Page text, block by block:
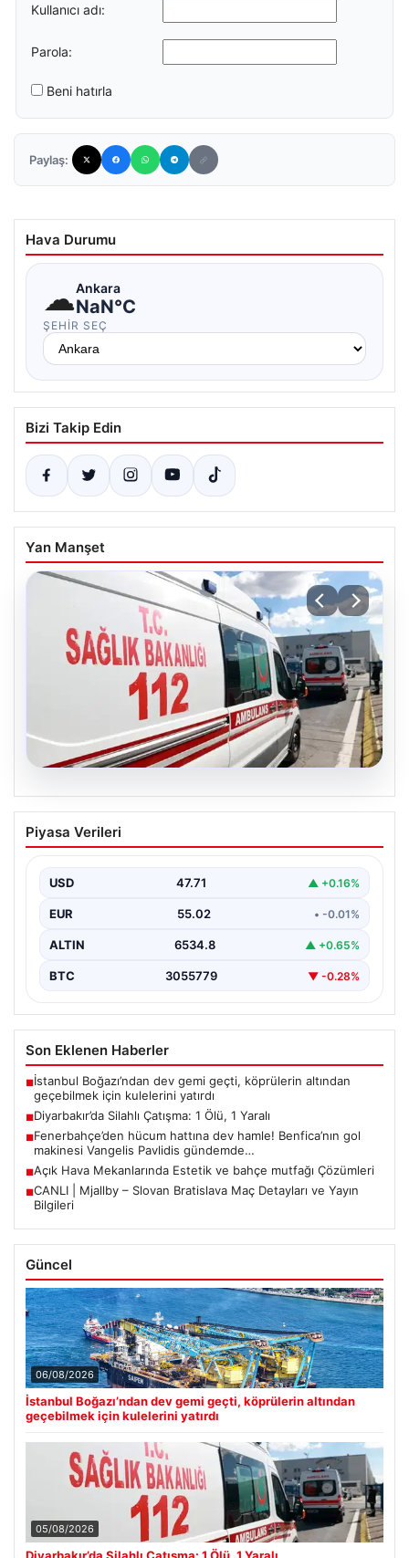
Kullanıcı adı:
Parola:
Beni hatırla
Paylaş:
Hava Durumu
☁Ankara
NaN°C
ŞEHIR SEÇ
Bizi Takip Edin
Yan Manşet
05.08.2026
Diyarbakır’da Silahlı Çatışma: 1 Ölü, 1
Yaralı
bölge sakinlerini korkuttu. Olay, iki grup arasında
uzun…
Piyasa Verileri
USD 47.71 ▲ +0.16%
EUR 55.02 • -0.01%
ALTIN 6534.8 ▲ +0.65%
BTC 3055779 ▼ -0.28%
Son Eklenen Haberler
■İstanbul Boğazı’ndan dev gemi geçti, köprülerin altından
geçebilmek için kulelerini yatırdı
■Diyarbakır’da Silahlı Çatışma: 1 Ölü, 1 Yaralı
■Fenerbahçe’den hücum hattına dev hamle! Benfica’nın gol
makinesi Vangelis Pavlidis gündemde…
■Açık Hava Mekanlarında Estetik ve bahçe mutfağı Çözümleri
■CANLI | Mjallby – Slovan Bratislava Maç Detayları ve Yayın
Bilgileri
Güncel
06/08/2026
İstanbul Boğazı’ndan dev gemi geçti, köprülerin altından
geçebilmek için kulelerini yatırdı
05/08/2026